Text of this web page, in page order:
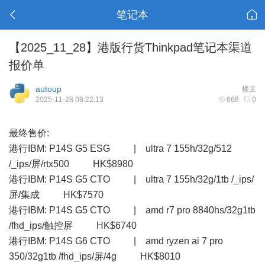
笔记本
【2025_11_28】港版行货Thinkpad笔记本渠道
报价单
楼主
autoup
668 0
2025-11-28 08:22:13
最终售价:
港行IBM: P14S G5 ESG | ultra 7 155h/32g/512
/_ips/屏/rtx500 HK$8980
港行IBM: P14S G5 CTO | ultra 7 155h/32g/1tb /_ips/
屏/集成 HK$7570
港行IBM: P14S G5 CTO | amd r7 pro 8840hs/32g1tb
/fhd_ips/触控屏 HK$6740
港行IBM: P14S G6 CTO | amd ryzen ai 7 pro
350/32g1tb /fhd_ips/屏/4g HK$8010